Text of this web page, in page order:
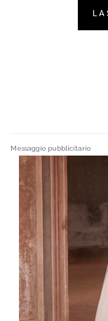
Messaggio pubblicitario